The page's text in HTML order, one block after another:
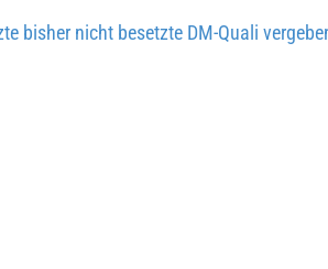
bisher nicht besetzte DM-Quali